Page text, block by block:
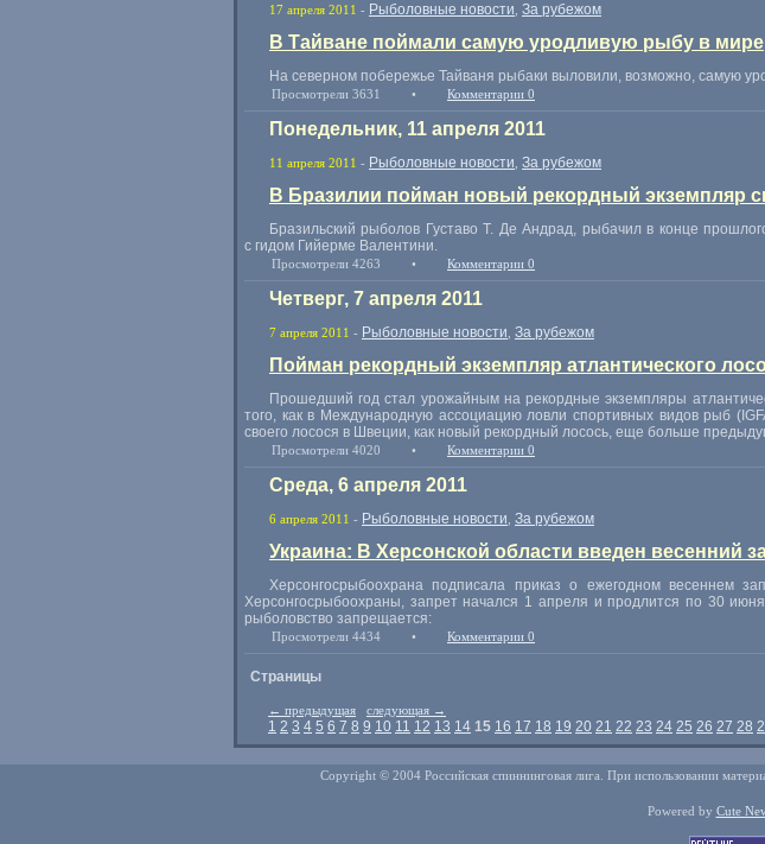
17 апреля 2011 - Рыболовные новости За рубежом
В Тайване поймали самую уродливую рыбу в мире
На северном побережье Тайваня рыбаки выловили, возможно, самую
Просмотрели 3631 • Комментарии 0
Понедельник, 11 апреля 2011
11 апреля 2011 - Рыболовные новости За рубежом
В Бразилии пойман новый рекордный экземпляр
Бразильский рыболов Густаво Т. Де Андрад, рыбачил в конце
с гидом Гийерме Валентини.
Просмотрели 4263 • Комментарии 0
Четверг, 7 апреля 2011
7 апреля 2011 - Рыболовные новости За рубежом
Пойман рекордный экземпляр атлантического
Прошедший год стал урожайным на рекордные экземпляры
того, как в Международную ассоциацию ловли спортивных видов рыб
своего лосося в Швеции, как новый рекордный лосось, еще больше
Просмотрели 4020 • Комментарии 0
Среда, 6 апреля 2011
6 апреля 2011 - Рыболовные новости За рубежом
Украина: В Херсонской области введен весенний
Херсонгосрыбоохрана подписала приказ о ежегодном весеннем
Херсонгосрыбоохраны, запрет начался 1 апреля и продлится по 30
рыболовство запрещается:
Просмотрели 4434 • Комментарии 0
Страницы
← предыдущая следующая →
1 2 3 4 5 6 7 8 9 10 11 12 13 14 15 16 17 18 19 20 21 22 23 24 25 26 27 28
Copyright © 2004 Российская спиннинговая лига. При использовании
Powered by Cute